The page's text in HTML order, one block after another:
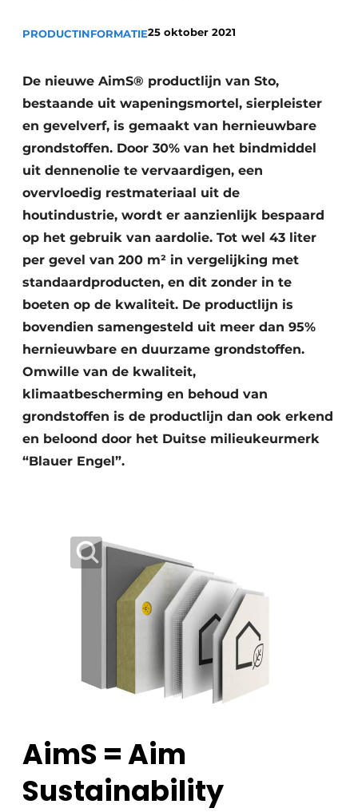
Aanmelden
Bedrijven
Bedrijven
Akoestiek
Beton & Staalbouw
Brandveiligheid
BIM
Dak & Gevel
Houtbouw
HVAC
Interieurarchitectuur
Keukens
Renovatie
Software
Toegangscontrole
Zonwering
PRODUCTINFORMATIE25 oktober 2021
De nieuwe AimS® productlijn van Sto,
bestaande uit wapeningsmortel, sierpleister
en gevelverf, is gemaakt van hernieuwbare
grondstoffen. Door 30% van het bindmiddel
uit dennenolie te vervaardigen, een
overvloedig restmateriaal uit de
houtindustrie, wordt er aanzienlijk bespaard
op het gebruik van aardolie. Tot wel 43 liter
per gevel van 200 m² in vergelijking met
standaardproducten, en dit zonder in te
boeten op de kwaliteit. De productlijn is
bovendien samengesteld uit meer dan 95%
hernieuwbare en duurzame grondstoffen.
Omwille van de kwaliteit,
klimaatbescherming en behoud van
grondstoffen is de productlijn dan ook erkend
en beloond door het Duitse milieukeurmerk
“Blauer Engel”.
AimS = Aim
Sustainability